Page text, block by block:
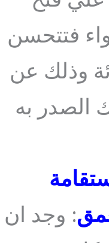
فتتحسن
وذلك عن
الصدر به
: وجد ان